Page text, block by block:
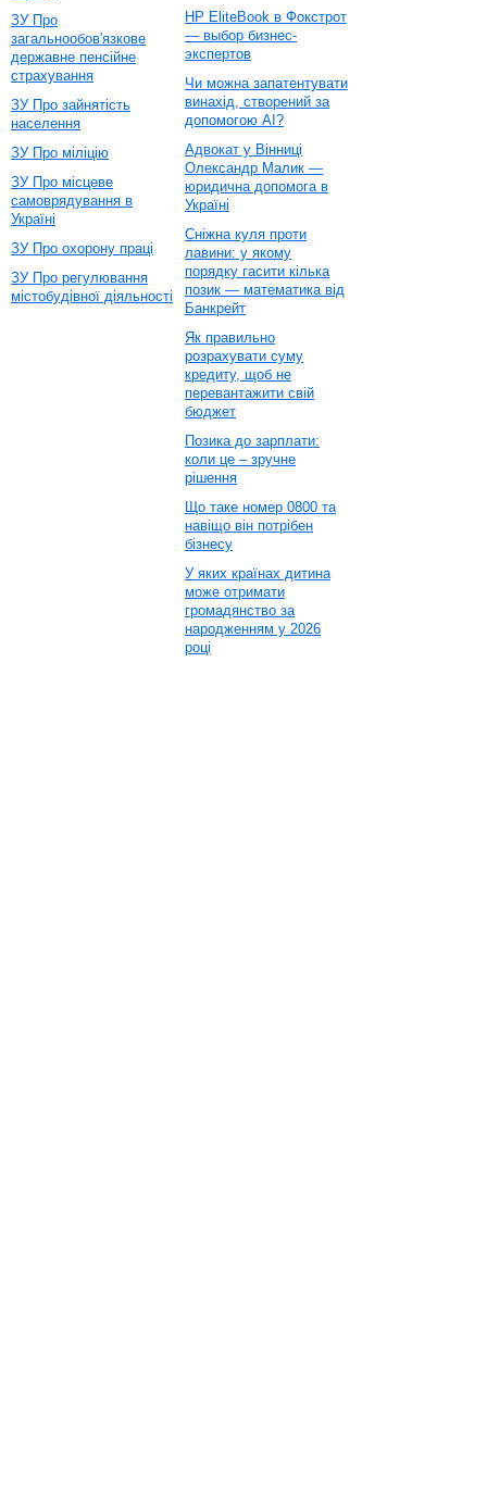
ЗУ Про
загальнообов'язкове
державне пенсійне
страхування
ЗУ Про зайнятість
населення
ЗУ Про міліцію
ЗУ Про місцеве
самоврядування в
Україні
ЗУ Про охорону праці
ЗУ Про регулювання
містобудівної діяльності
HP EliteBook в Фокстрот
— выбор бизнес-
экспертов
Чи можна запатентувати
винахід, створений за
допомогою AI?
Адвокат у Вінниці
Олександр Малик —
юридична допомога в
Україні
Сніжна куля проти
лавини: у якому
порядку гасити кілька
позик — математика від
Банкрейт
Як правильно
розрахувати суму
кредиту, щоб не
перевантажити свій
бюджет
Позика до зарплати:
коли це – зручне
рішення
Що таке номер 0800 та
навіщо він потрібен
бізнесу
У яких країнах дитина
може отримати
громадянство за
народженням у 2026
році